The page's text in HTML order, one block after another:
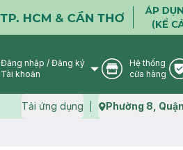
User Icon
Đăng nhập / Đăng ký
Tài khoản
Store Icon
Hệ thống
cửa hàng
Tải ứng dụng Phường 8,